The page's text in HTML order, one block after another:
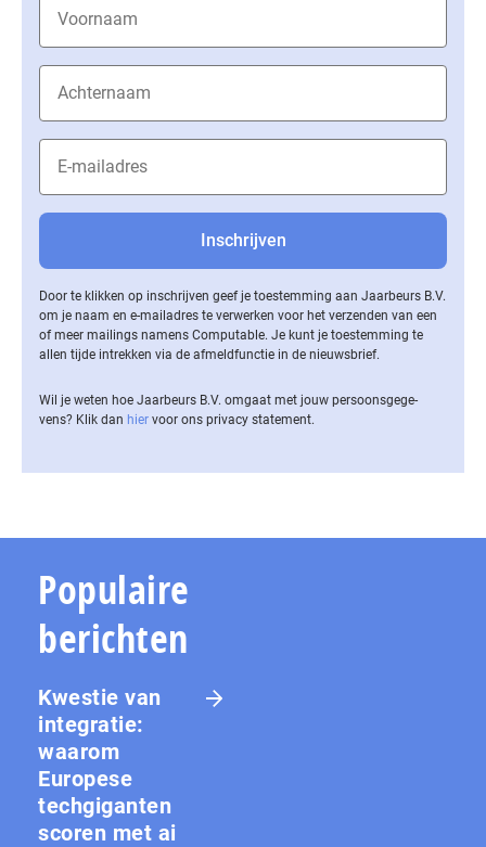
Door te klikken op inschrijven geef je toestemming aan Jaarbeurs B.V.
om je naam en e-mailadres te verwerken voor het verzenden van een
of meer mailings namens Computable. Je kunt je toestemming te
allen tijde intrekken via de af­meld­func­tie in de nieuwsbrief.
Wil je weten hoe Jaarbeurs B.V. omgaat met jouw per­soons­ge­ge­
vens? Klik dan hier voor ons privacy statement.
Populaire
berichten
Kwestie van
integratie:
waarom
Europese
techgiganten
scoren met ai